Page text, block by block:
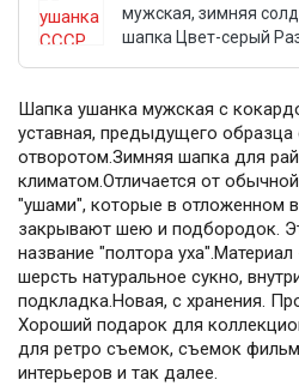
мужская, зимняя
шапка Цвет-серый
Шапка ушанка мужская с
уставная, предыдущего образца
отворотом.Зимняя шапка для
климатом.Отличается от
"ушами", которые в отложенном
закрывают шею и подбородок.
название "полтора
шерсть натуральное сукно,
подкладка.Новая, с хранения.
Хороший подарок для
для ретро съемок, съемок
интерьеров и так далее.